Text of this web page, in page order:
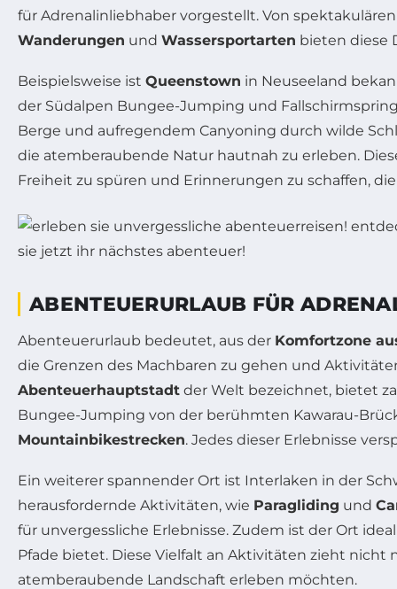
für Adrenalinliebhaber vorgestellt. Von
Wanderungen und Wassersportarten bieten diese
Beispielsweise ist Queenstown in Neuseeland
der Südalpen Bungee-Jumping und
Berge und aufregendem Canyoning durch wilde
die atemberaubende Natur hautnah zu erleben.
Freiheit zu spüren und Erinnerungen zu schaffen,
ABENTEUERURLAUB FÜR
Abenteuerurlaub bedeutet, aus der Komfortzone
die Grenzen des Machbaren zu gehen und
Abenteuerhauptstadt der Welt bezeichnet, bietet
Bungee-Jumping von der berühmten Kawarau-
Mountainbikestrecken. Jedes dieser Erlebnisse
Ein weiterer spannender Ort ist Interlaken in der
herausfordernde Aktivitäten, wie Paragliding und
für unvergessliche Erlebnisse. Zudem ist der Ort
Pfade bietet. Diese Vielfalt an Aktivitäten zieht
atemberaubende Landschaft erleben möchten.